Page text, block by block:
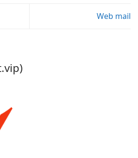
Web mail